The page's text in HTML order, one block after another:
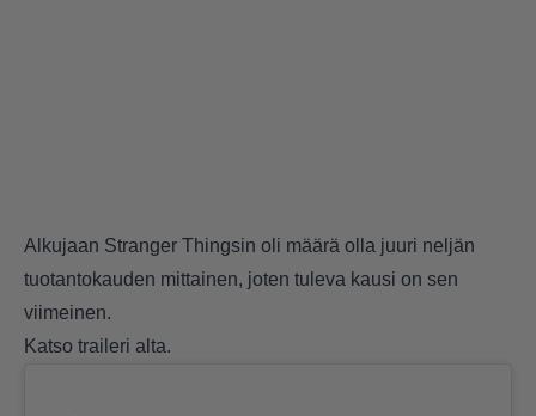
Alkujaan Stranger Thingsin oli määrä olla juuri neljän
tuotantokauden mittainen, joten tuleva kausi on sen
viimeinen.
Katso traileri alta.